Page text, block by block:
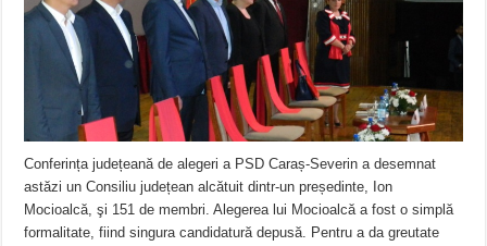
Conferința județeană de alegeri a PSD Caraș-Severin a desemnat
astăzi un Consiliu județean alcătuit dintr-un președinte, Ion
Mocioalcă, şi 151 de membri. Alegerea lui Mocioalcă a fost o simplă
formalitate, fiind singura candidatură depusă. Pentru a da greutate